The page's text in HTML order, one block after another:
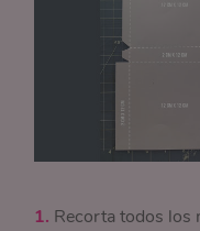
1. Recorta todos los